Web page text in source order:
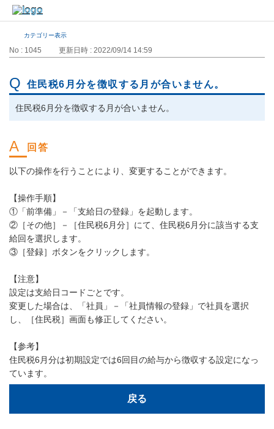
カテゴリー表示
No : 1045 更新日時 : 2022/09/14 14:59
住民税6月分を徴収する月が合いません。
住民税6月分を徴収する月が合いません。
以下の操作を行うことにより、変更することができます。
【操作手順】
①「前準備」－「支給日の登録」を起動します。
②［その他］－［住民税6月分］にて、住民税6月分に該当する支
給回を選択します。
③［登録］ボタンをクリックします。
【注意】
設定は支給日コードごとです。
変更した場合は、「社員」－「社員情報の登録」で社員を選択
し、［住民税］画面も修正してください。
【参考】
住民税6月分は初期設定では6回目の給与から徴収する設定になっ
ています。
戻る